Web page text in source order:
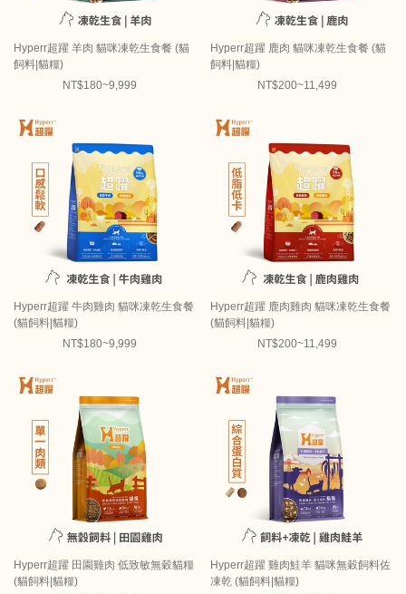
Hyperr超躍 羊肉 貓咪凍乾生食餐 (貓
飼料|貓糧)
NT$180~9,999
Hyperr超躍 鹿肉 貓咪凍乾生食餐 (貓
飼料|貓糧)
NT$200~11,499
Hyperr超躍 牛肉雞肉 貓咪凍乾生食餐
(貓飼料|貓糧)
NT$180~9,999
Hyperr超躍 鹿肉雞肉 貓咪凍乾生食餐
(貓飼料|貓糧)
NT$200~11,499
Hyperr超躍 田園雞肉 低致敏無穀貓糧
(貓飼料|貓糧)
Hyperr超躍 雞肉鮭羊 貓咪無穀飼料佐
凍乾 (貓飼料|貓糧)